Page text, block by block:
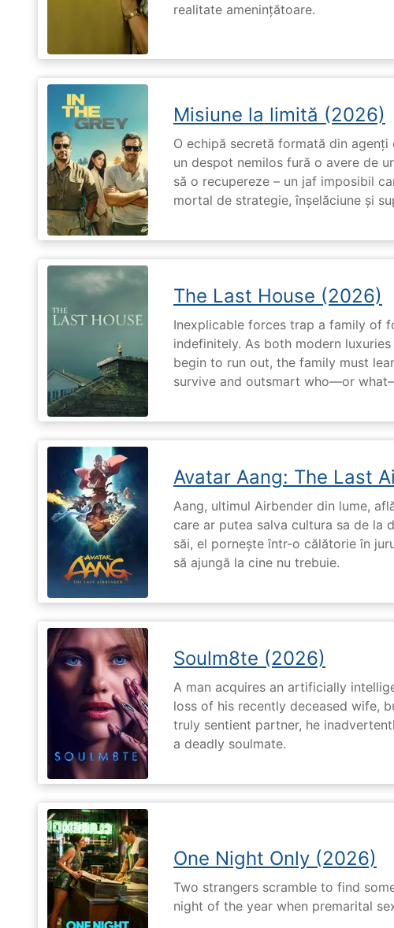
realitate amenințătoare.
Misiune la limită (2026)
O echipă secretă formată din
un despot nemilos fură o avere de
să o recupereze – un jaf imposibil
mortal de strategie, înșelăciune și
The Last House (2026)
Inexplicable forces trap a family of
indefinitely. As both modern
begin to run out, the family must
survive and outsmart who—or
Avatar Aang: The Last
Aang, ultimul Airbender din lume,
care ar putea salva cultura sa de la
săi, el pornește într-o călătorie în
să ajungă la cine nu trebuie.
Soulm8te (2026)
A man acquires an artificially
loss of his recently deceased wife,
truly sentient partner, he
a deadly soulmate.
One Night Only (2026)
Two strangers scramble to find
night of the year when premarital